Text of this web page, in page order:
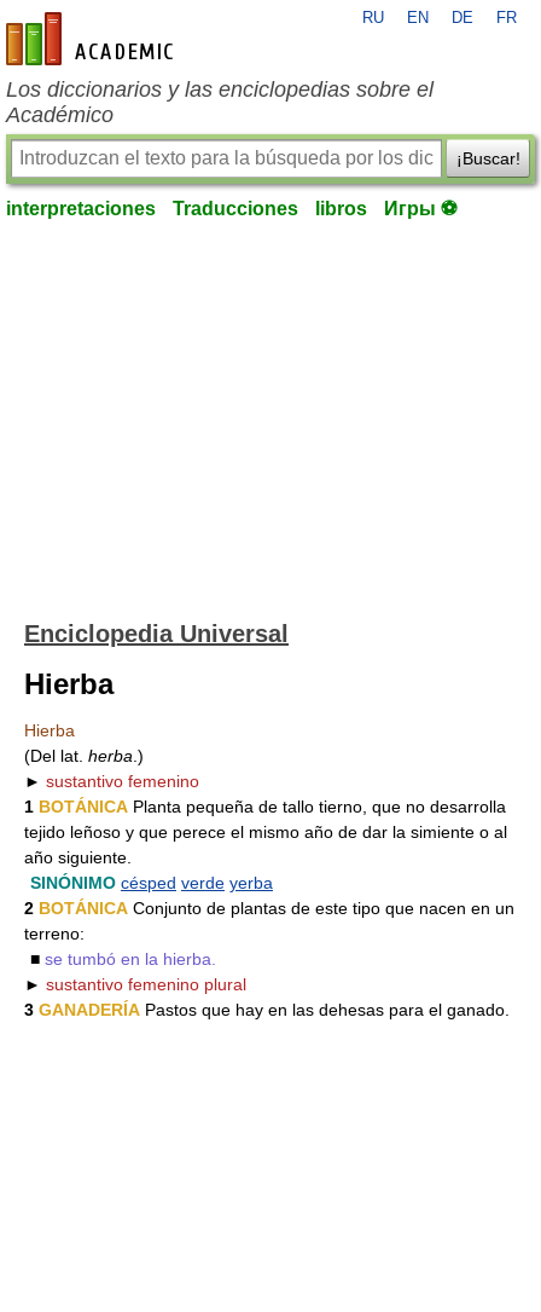
es-academic.com
RU EN DE FR
Los diccionarios y las enciclopedias sobre el
Académico
¡Buscar!
interpretaciones Traducciones libros Игры ⚽
Enciclopedia Universal
Hierba
Hierba
(Del lat. herba .)
► sustantivo femenino
1 BOTÁNICA Planta pequeña de tallo tierno, que no desarrolla
tejido leñoso y que perece el mismo año de dar la simiente o al
año siguiente.
SINÓNIMO césped verde yerba
2 BOTÁNICA Conjunto de plantas de este tipo que nacen en un
terreno:
■ se tumbó en la hierba.
► sustantivo femenino plural
3 GANADERÍA Pastos que hay en las dehesas para el ganado.